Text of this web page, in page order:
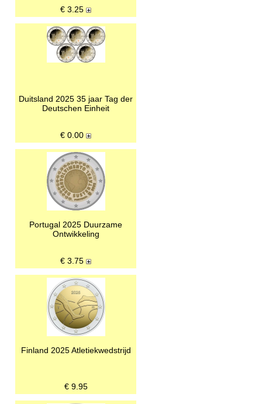
€ 3.25
Duitsland 2025 35 jaar Tag der
Deutschen Einheit
€ 0.00
Portugal 2025 Duurzame
Ontwikkeling
€ 3.75
Finland 2025 Atletiekwedstrijd
€ 9.95